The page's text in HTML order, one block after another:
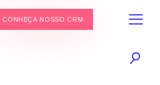
CONHEÇA NOSSO CRM